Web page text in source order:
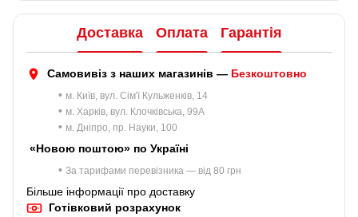
Доставка Оплата Гарантія
Самовивіз з наших магазинів — Безкоштовно
• м. Київ, вул. Сім'ї Кульженків, 14
• м. Харків, вул. Клочківська, 99A
• м. Дніпро, пр. Науки, 100
«Новою поштою» по Україні
• За тарифами перевізника — від 80 грн
Більше інформації про доставку
Готівковий розрахунок